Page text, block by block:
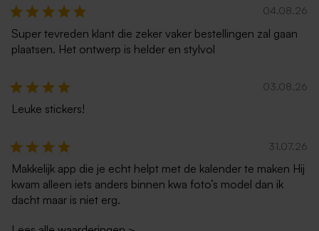
04.08.26
Super tevreden klant die zeker vaker bestellingen zal gaan
plaatsen. Het ontwerp is helder en stylvol
03.08.26
Leuke stickers!
31.07.26
Makkelijk app die je echt helpt met de kalender te maken Hij
kwam alleen iets anders binnen kwa foto’s model dan ik
dacht maar is niet erg.